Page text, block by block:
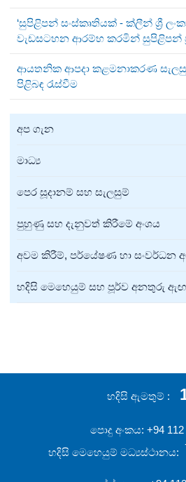
‘සුපිළිපන් සංස්කෘතියක් - ක්ලීන් ශ්‍රී
වැඩසටහන ආරම්භ කරමින් සුපිළිපන්
ආයතනික ආපදා කළමනාකරණ
පිළිබඳ රැස්වීම
අප ගැන
මාධ්‍ය
පෙර සූදානම් සහ සැලසුම්
පුහුණු සහ දැනුවත් කිරීමේ අංශය
අවම කිරීම්, පර්යේෂණ හා සංවර්ධන
හදිසි මෙහෙයුම් සහ පූර්ව අනතුරු
හදිසි ඇමතුම්
පොදු අංකය: +94 112
හදිසි මෙහෙයුම් මධ්‍යස්ථානය: